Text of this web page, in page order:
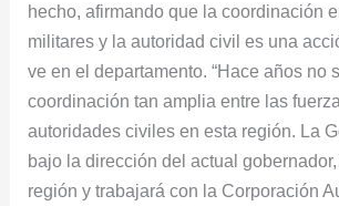
hecho, afirmando que la coordinación
militares y la autoridad civil es una
ve en el departamento. “Hace años no
coordinación tan amplia entre las
autoridades civiles en esta región. La
bajo la dirección del actual
región y trabajará con la Corporación